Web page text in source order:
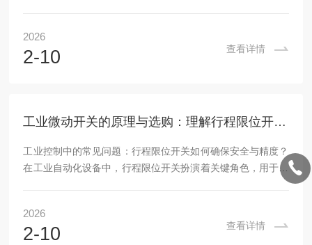
装配线上，如果力传感器无法准确反馈施加的负载，可能引发
机械过载或产品缺陷。这不仅造成经济损失，还可能影响整个
2026
2-10 查看详情
工业微动开关的原理与选购：理解行程限位开关的关键要素
工业控制中的常见问题：行程限位开关如何确保安全与精度？
在工业自动化设备中，行程限位开关扮演着关键角色，用于检
测机械部件的移动位置，防止超程事故或实现精准控制。然
题，导致设备停机、安全风险增加。例如，在机床或电梯系统
中，开关的误动作可能引发连锁故障。这些挑战源于对微动开
2026
2-10 查看详情